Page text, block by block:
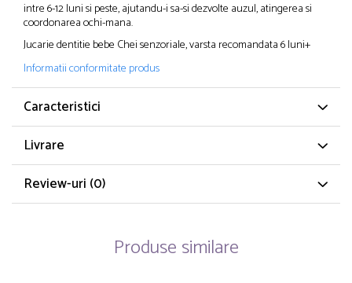
intre 6-12 luni si peste, ajutandu-i sa-si dezvolte auzul, atingerea si
coordonarea ochi-mana.
Jucarie dentitie bebe Chei senzoriale, varsta recomandata 6 luni+
Informatii conformitate produs
Caracteristici
Livrare
Review-uri (0)
Produse similare